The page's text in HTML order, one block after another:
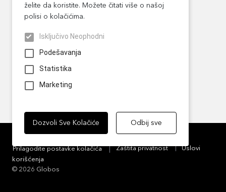
Prijava štete
O Nama
Prilagodite postavke kolačića Zaštita privatnost
Uslovi
korišćenja
© 2026 Globos
želite da koristite. Možete čitati više o našoj
polisi o kolačićima.
Isključivo Neophodni
Podešavanja
Statistika
Marketing
Dozvoli Sve Kolačiće Odbij sve